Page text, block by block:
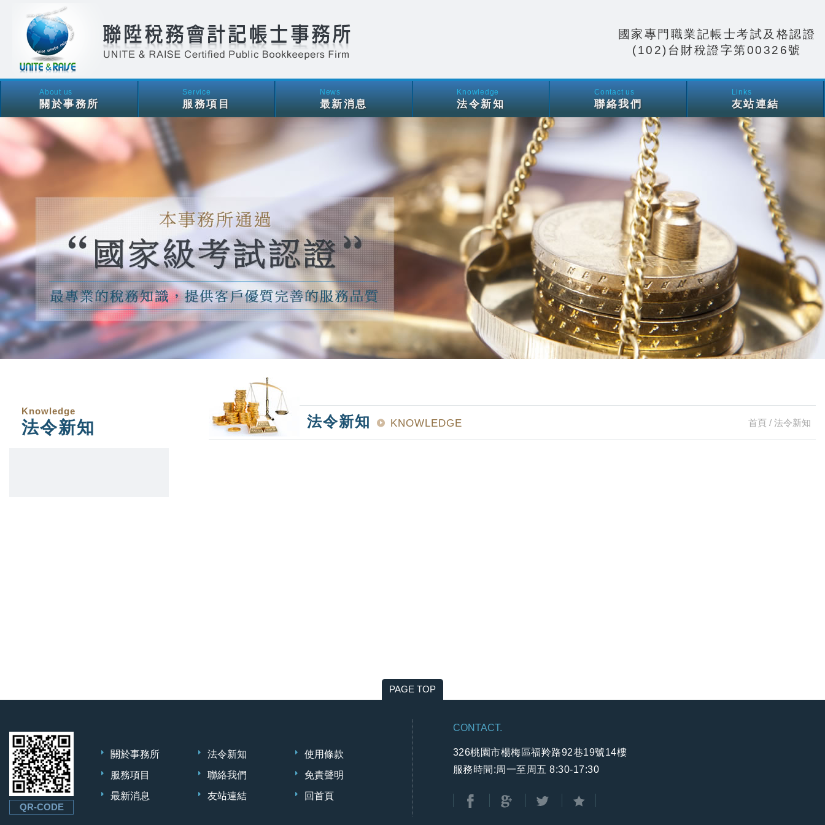
About us
關於事務所
Service
服務項目
News
最新消息
Knowledge
法令新知
Contact us
聯絡我們
Links
友站連結
國家專門職業記帳士考試及格認證
(102)台財稅證字第00326號
Knowledge
法令新知 首頁 法令新知
法令新知 KNOWLEDGE
PAGE TOP
QR-CODE
關於事務所
服務項目
最新消息
法令新知
聯絡我們
友站連結
使用條款
免責聲明
回首頁
CONTACT.
326桃園市楊梅區福羚路92巷19號14樓
服務時間:周一至周五 8:30-17:30
分享至Facebook分享至Google+
分享至Twitter